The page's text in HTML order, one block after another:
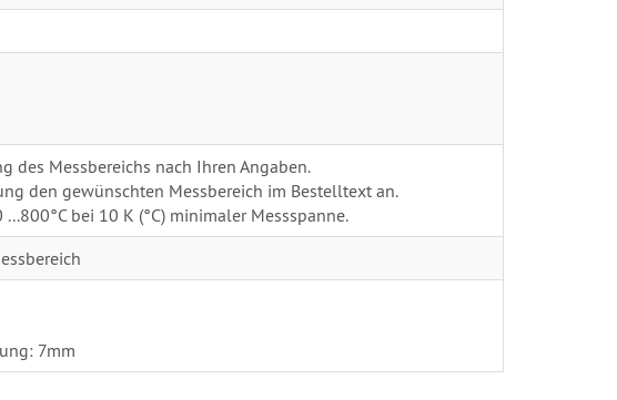
des Messbereichs nach Ihren Angaben.
den gewünschten Messbereich im Bestelltext an.
bei 10 K (°C) minimaler Messspanne.
7mm